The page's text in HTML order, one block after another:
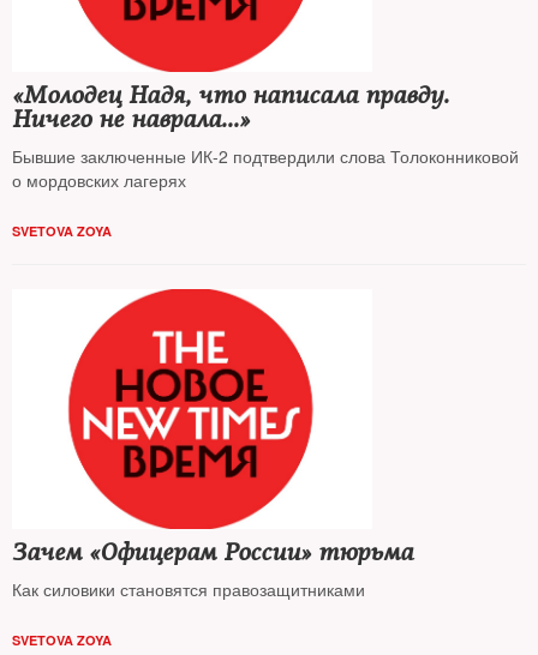
«Молодец Надя, что написала правду.
Ничего не наврала...»
Бывшие заключенные ИК-2 подтвердили слова Толоконниковой
о мордовских лагерях
SVETOVA ZOYA
Зачем «Офицерам России» тюрьма
Как силовики становятся правозащитниками
SVETOVA ZOYA